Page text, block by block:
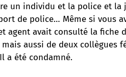
un individu et la police et la
de police… Même si vous
agent avait consulté la fiche
aussi de deux collègues
a été condamné.